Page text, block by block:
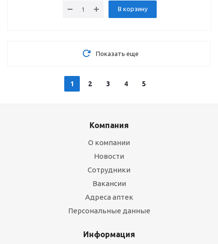
В корзину
Показать еще
1 2 3 4 5
Компания
О компании
Новости
Сотрудники
Вакансии
Адреса аптек
Персональные данные
Информация